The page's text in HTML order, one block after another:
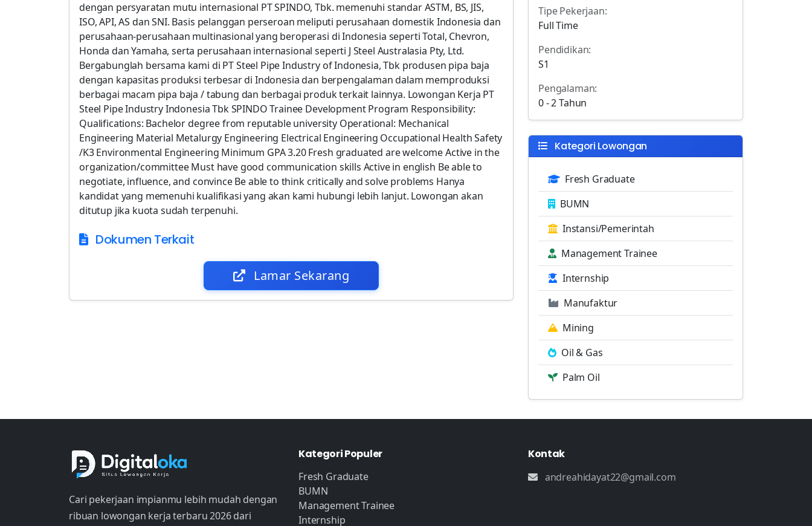
dengan persyaratan mutu internasional PT SPINDO, Tbk. memenuhi standar ASTM, BS, JIS,
ISO, API, AS dan SNI. Basis pelanggan perseroan meliputi perusahaan domestik Indonesia dan
perusahaan-perusahaan multinasional yang beroperasi di Indonesia seperti Total, Chevron,
Honda dan Yamaha, serta perusahaan internasional seperti J Steel Australasia Pty, Ltd.
Bergabunglah bersama kami di PT Steel Pipe Industry of Indonesia, Tbk produsen pipa baja
dengan kapasitas produksi terbesar di Indonesia dan berpengalaman dalam memproduksi
berbagai macam pipa baja / tabung dan berbagai produk terkait lainnya. Lowongan Kerja PT
Steel Pipe Industry Indonesia Tbk SPINDO Trainee Development Program Responsibility:
Qualifications: Bachelor degree from reputable university Operational: Mechanical
Engineering Material Metalurgy Engineering Electrical Engineering Occupational Health Safety
/K3 Environmental Engineering Minimum GPA 3.20 Fresh graduated are welcome Active in the
organization/committee Must have good communication skills Active in english Be able to
negotiate, influence, and convince Be able to think critically and solve problems Hanya
kandidat yang memenuhi kualifikasi yang akan kami hubungi lebih lanjut. Lowongan akan
ditutup jika kuota sudah terpenuhi.
Dokumen Terkait
Lamar Sekarang
Tipe Pekerjaan:
Full Time
Pendidikan:
S1
Pengalaman:
0 - 2 Tahun
Kategori Lowongan
Fresh Graduate
BUMN
Instansi/Pemerintah
Management Trainee
Internship
Manufaktur
Mining
Oil & Gas
Palm Oil
Cari pekerjaan impianmu lebih mudah dengan
ribuan lowongan kerja terbaru 2026 dari
Kategori Populer
Fresh Graduate
BUMN
Management Trainee
Internship
Kontak
andreahidayat22@gmail.com